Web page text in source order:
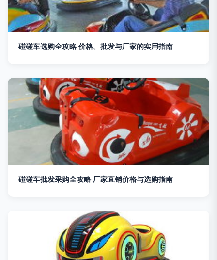
碰碰车选购全攻略 价格、批发与厂家的实用指南
碰碰车批发采购全攻略 厂家直销价格与选购指南